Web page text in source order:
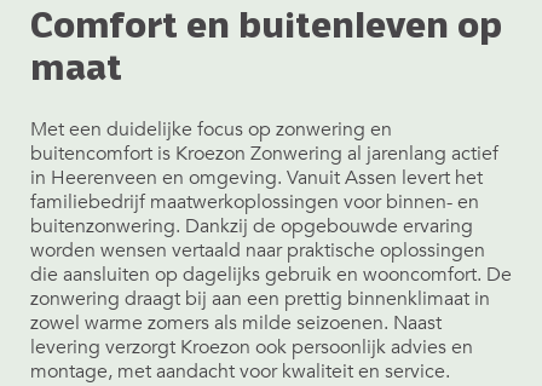
Comfort en buitenleven op
maat
Met een duidelijke focus op zonwering en
buitencomfort is Kroezon Zonwering al jarenlang actief
in Heerenveen en omgeving. Vanuit Assen levert het
familiebedrijf maatwerkoplossingen voor binnen- en
buitenzonwering. Dankzij de opgebouwde ervaring
worden wensen vertaald naar praktische oplossingen
die aansluiten op dagelijks gebruik en wooncomfort. De
zonwering draagt bij aan een prettig binnenklimaat in
zowel warme zomers als milde seizoenen. Naast
levering verzorgt Kroezon ook persoonlijk advies en
montage, met aandacht voor kwaliteit en service.